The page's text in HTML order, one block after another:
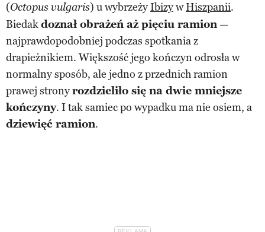
(Octopus vulgaris) u wybrzeżyIbizywHiszpanii.
Biedakdoznał obrażeń aż pięciu ramion—
najprawdopodobniej podczas spotkania z
drapieżnikiem. Większość jego kończyn odrosła w
normalny sposób, ale jedno z przednich ramion
prawej stronyrozdzieliło się na dwie mniejsze
kończyny. I tak samiec po wypadku ma nie osiem, a
dziewięć ramion.